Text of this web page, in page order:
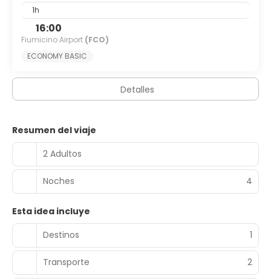
1h
16:00
Fiumicino Airport (FCO)
ECONOMY BASIC​
Detalles
Resumen del viaje
2 Adultos
Noches 4
Esta idea incluye
Destinos
1
Transporte 2